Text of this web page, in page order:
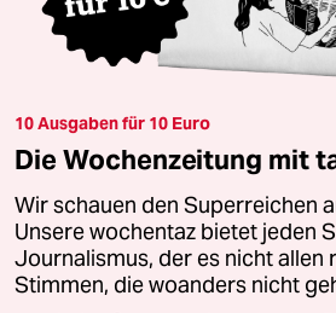
10 Ausgaben für 10 Euro
Die Wochenzeitung mit
Wir schauen den Superreichen
Unsere wochentaz bietet jeden
Journalismus, der es nicht allen
Stimmen, die woanders nicht